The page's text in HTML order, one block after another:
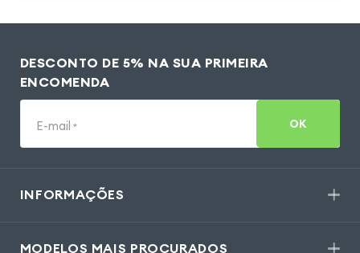
DESCONTO DE 5% NA SUA PRIMEIRA
ENCOMENDA
E-mail * OK
INFORMAÇÕES
MODELOS MAIS PROCURADOS